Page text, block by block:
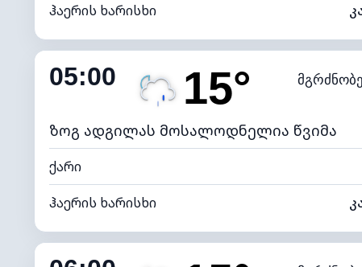
ჰაერის ხარისხი
შიდა ტენიანობა
ნამის წერტილი
განათების ინდექსი
05:00 15°
ზოგ ადგილას მოსალოდნელია წვიმა
ქარი
ჰაერის ხარისხი
შიდა ტენიანობა